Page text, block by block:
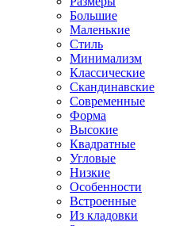
Большие
Маленькие
Стиль
Минимализм
Классические
Скандинавские
Современные
Форма
Высокие
Квадратные
Угловые
Низкие
Особенности
Встроенные
Из кладовки